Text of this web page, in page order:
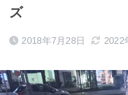
ズ
2018年7月28日 2022